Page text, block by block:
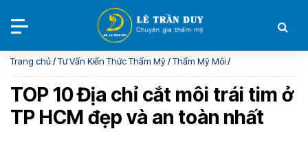
Trang chủ/Tư Vấn Kiến Thức Thẩm Mỹ/Thẩm Mỹ Môi/
TOP 10 Địa chỉ cắt môi trái tim ở
TP HCM đẹp và an toàn nhất